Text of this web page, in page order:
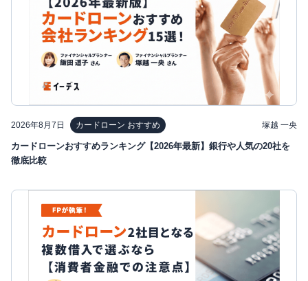
2026年8月7日 カードローン おすすめ 塚越 一央
カードローンおすすめランキング【2026年最新】銀行や人気の20社を
徹底比較